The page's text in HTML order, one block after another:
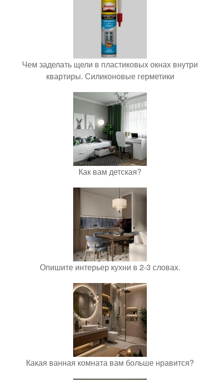
Чем заделать щели в пластиковых окнах внутри
квартиры. Силиконовые герметики
Как вам детская?
Опишите интерьер кухни в 2-3 словах.
Какая ванная комната вам больше нравится?